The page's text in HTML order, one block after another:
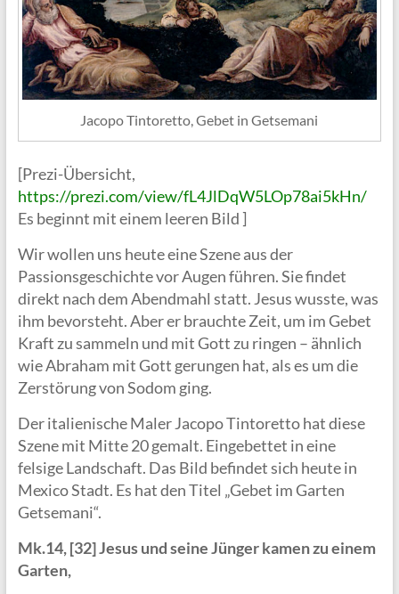
Jacopo Tintoretto, Gebet in Getsemani
[Prezi-Übersicht,
https://prezi.com/view/fL4JlDqW5LOp78ai5kHn/
Es beginnt mit einem leeren Bild ]
Wir wollen uns heute eine Szene aus der
Passionsgeschichte vor Augen führen. Sie findet
direkt nach dem Abendmahl statt. Jesus wusste, was
ihm bevorsteht. Aber er brauchte Zeit, um im Gebet
Kraft zu sammeln und mit Gott zu ringen – ähnlich
wie Abraham mit Gott gerungen hat, als es um die
Zerstörung von Sodom ging.
Der italienische Maler Jacopo Tintoretto hat diese
Szene mit Mitte 20 gemalt. Eingebettet in eine
felsige Landschaft. Das Bild befindet sich heute in
Mexico Stadt. Es hat den Titel „Gebet im Garten
Getsemani“.
Mk.14, [32] Jesus und seine Jünger kamen zu einem
Garten,